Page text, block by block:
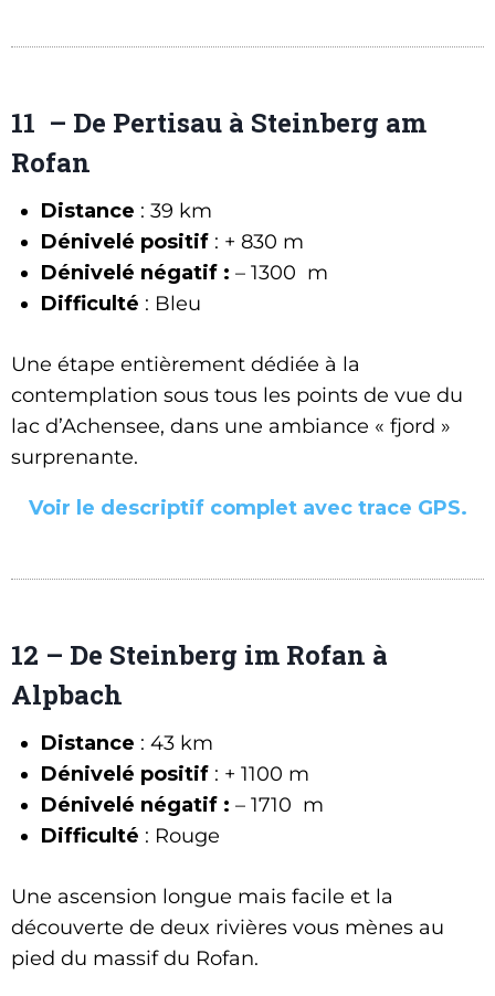
11 – De Pertisau à Steinberg am
Rofan
Distance : 39 km
Dénivelé positif : + 830 m
Dénivelé négatif : – 1300 m
Difficulté : Bleu
Une étape entièrement dédiée à la
contemplation sous tous les points de vue du
lac d’Achensee, dans une ambiance « fjord »
surprenante.
Voir le descriptif complet avec trace GPS.
12 – De Steinberg im Rofan à
Alpbach
Distance : 43 km
Dénivelé positif : + 1100 m
Dénivelé négatif : – 1710 m
Difficulté : Rouge
Une ascension longue mais facile et la
découverte de deux rivières vous mènes au
pied du massif du Rofan.